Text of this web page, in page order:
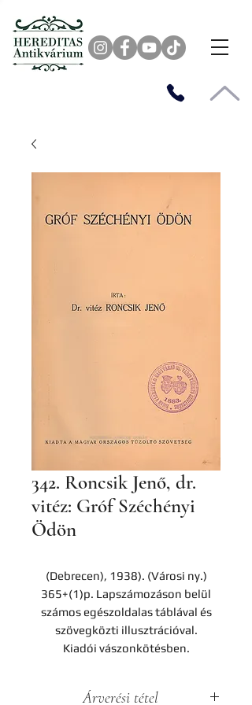
342. Roncsik Jenő, dr.
vitéz: Gróf Széchényi
Ödön
(Debrecen), 1938). (Városi ny.)
365+(1)p. Lapszámozáson belül
számos egészoldalas táblával és
szövegközti illusztrációval.
Kiadói vászonkötésben.
Árverési tétel